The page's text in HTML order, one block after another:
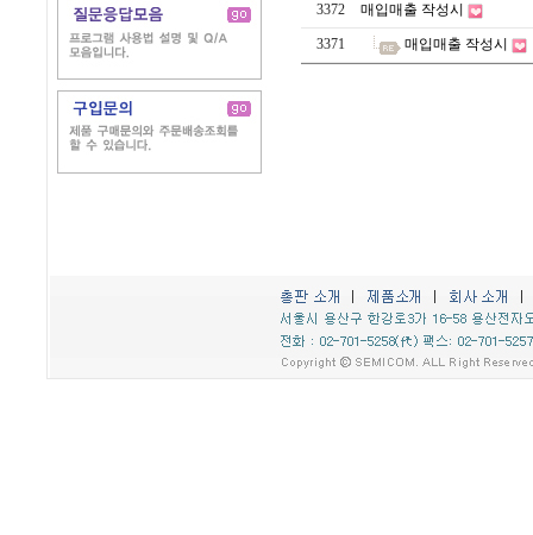
3372 매입매출 작성시
3371 매입매출 작성시